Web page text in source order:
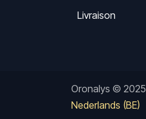
Livraison
Oronalys © 2025
Nederlands (BE)